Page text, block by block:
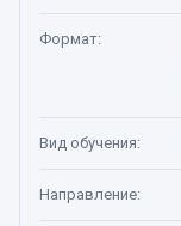
Формат:
Вид обучения:
Направление: